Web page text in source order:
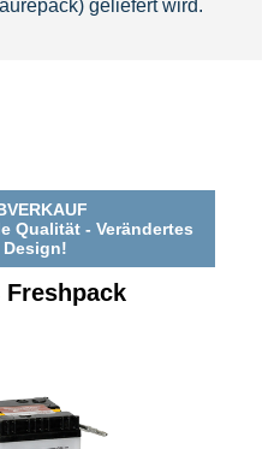
geliefert wird.
Qualität - Verändertes
Design!